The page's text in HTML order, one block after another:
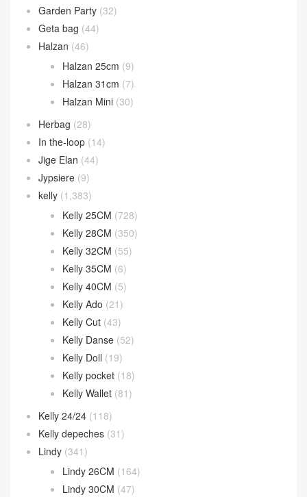
Garden Party (32)
Geta bag (44)
Halzan (46)
Halzan 25cm (9)
Halzan 31cm (7)
Halzan Mini (30)
Herbag (28)
In the-loop (14)
Jige Elan (44)
Jypsiere (9)
kelly (1,383)
Kelly 25CM (728)
Kelly 28CM (350)
Kelly 32CM (55)
Kelly 35CM (6)
Kelly 40CM (5)
Kelly Ado (21)
Kelly Cut (43)
Kelly Danse (52)
Kelly Doll (19)
Kelly pocket (18)
Kelly Wallet (81)
Kelly 24/24 (118)
Kelly depeches (31)
Lindy (341)
Lindy 26CM (164)
Lindy 30CM (47)